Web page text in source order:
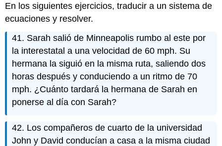
En los siguientes ejercicios, traducir a un sistema de
ecuaciones y resolver.
41. Sarah salió de Minneapolis rumbo al este por
la interestatal a una velocidad de 60 mph. Su
hermana la siguió en la misma ruta, saliendo dos
horas después y conduciendo a un ritmo de 70
mph. ¿Cuánto tardará la hermana de Sarah en
ponerse al día con Sarah?
42. Los compañeros de cuarto de la universidad
John y David conducían a casa a la misma ciudad